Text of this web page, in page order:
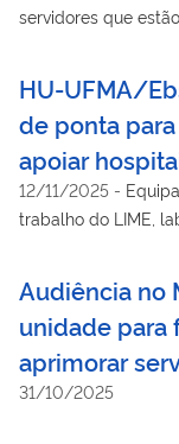
servidores que
HU-UFMA/
de ponta
apoiar
12/11/2025 -
trabalho do LIME,
Audiência no
unidade para
aprimorar
31/10/2025